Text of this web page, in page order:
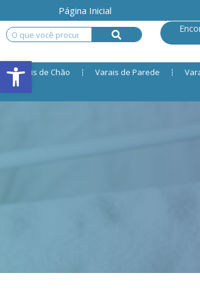
Página Inicial
Varais de Chão Varais de Parede
Open toolbar